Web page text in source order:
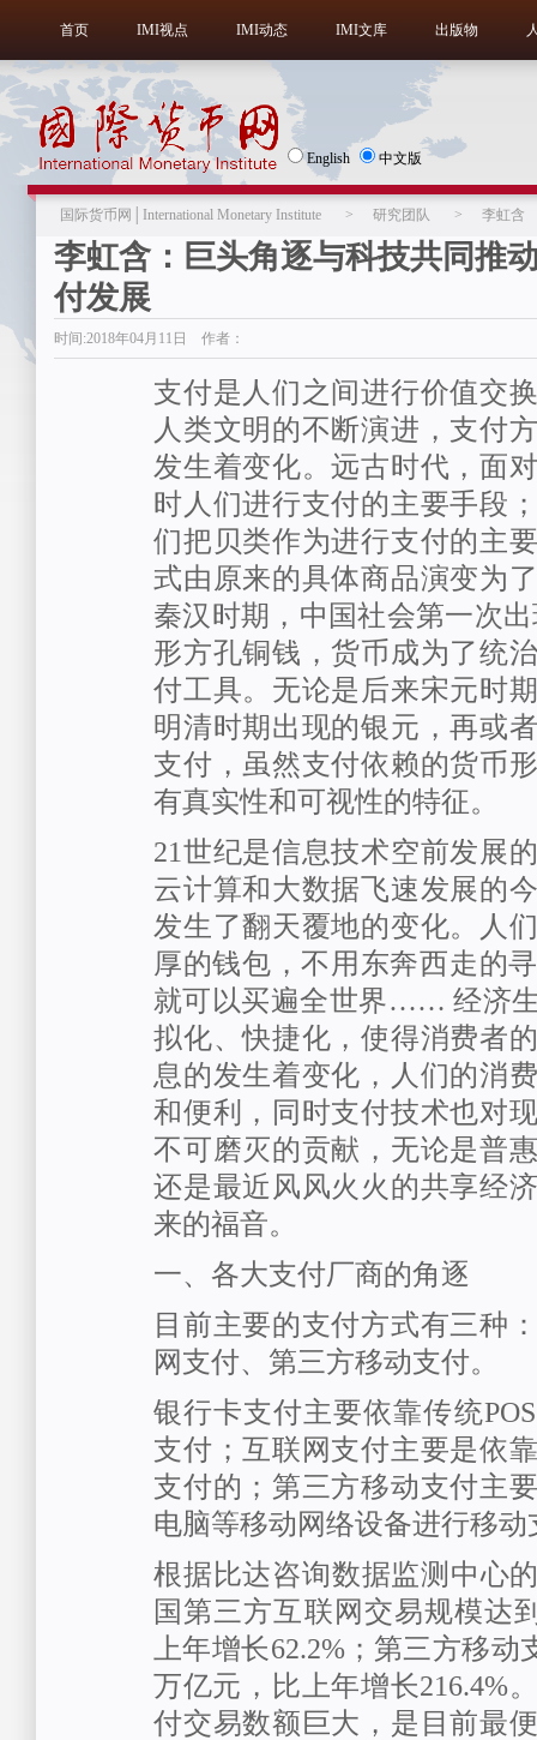
首页 IMI视点 IMI动态 IMI文库 出版物
English 中文版
国际货币网│International Monetary Institute > 研究团队 > 李虹含
李虹含：巨头角逐与科技共同推
付发展
时间:2018年04月11日 作者：
支付是人们之间进行价值交
人类文明的不断演进，支付
发生着变化。远古时代，面
时人们进行支付的主要手段
们把贝类作为进行支付的主
式由原来的具体商品演变为
秦汉时期，中国社会第一次
形方孔铜钱，货币成为了统
付工具。无论是后来宋元时
明清时期出现的银元，再或
支付，虽然支付依赖的货币
有真实性和可视性的特征。
21世纪是信息技术空前发展
云计算和大数据飞速发展的
发生了翻天覆地的变化。人
厚的钱包，不用东奔西走的
就可以买遍全世界…… 经济
拟化、快捷化，使得消费者
息的发生着变化，人们的消
和便利，同时支付技术也对
不可磨灭的贡献，无论是普
还是最近风风火火的共享经
来的福音。
一、各大支付厂商的角逐
目前主要的支付方式有三种
网支付、第三方移动支付。
银行卡支付主要依靠传统
支付；互联网支付主要是依
支付的；第三方移动支付主
电脑等移动网络设备进行移动
根据比达咨询数据监测中心
国第三方互联网交易规模达
上年增长62.2%；第三方移
万亿元，比上年增长216.4%
付交易数额巨大，是目前最